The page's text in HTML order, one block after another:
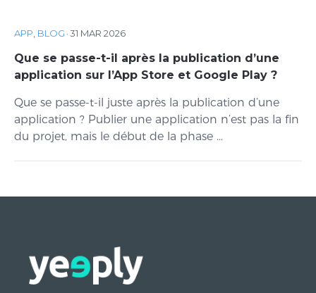
APP BLOG ·31 MAR 2026
Que se passe-t-il après la publication d’une
application sur l’App Store et Google Play ?
Que se passe-t-il juste après la publication d’une
application ? Publier une application n’est pas la fin
du projet, mais le début de la phase ...